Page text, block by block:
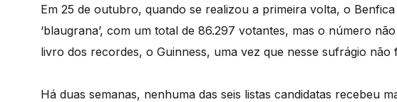
Em 25 de outubro, quando se realizou a primeira volta, o
‘blaugrana’, com um total de 86.297 votantes, mas o número
livro dos recordes, o Guinness, uma vez que nesse sufrágio não
Há duas semanas, nenhuma das seis listas candidatas recebeu